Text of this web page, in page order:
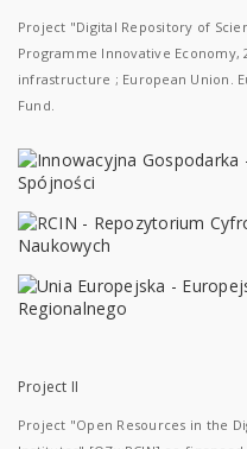
Project "Digital Repository of
Programme Innovative Economy,
infrastructure ; European Union.
Fund.
Project II
Project "Open Resources in the